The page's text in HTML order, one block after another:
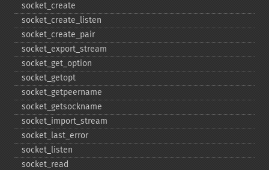
socket_​create
socket_​create_​listen
socket_​create_​pair
socket_​export_​stream
socket_​get_​option
socket_​getopt
socket_​getpeername
socket_​getsockname
socket_​import_​stream
socket_​last_​error
socket_​listen
socket_​read